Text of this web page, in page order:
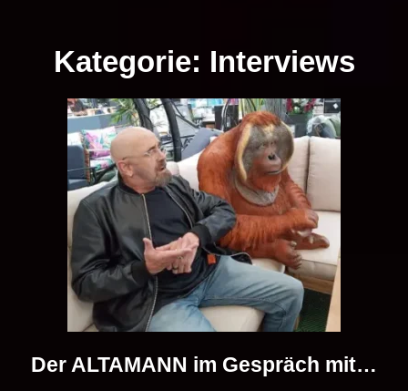
Kategorie: Interviews
Der ALTAMANN im Gespräch mit…